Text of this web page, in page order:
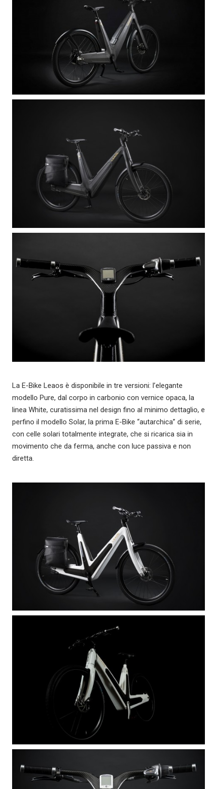
La E-Bike Leaos è disponibile in tre versioni: l’elegante
modello Pure, dal corpo in carbonio con vernice opaca, la
linea White, curatissima nel design fino al minimo dettaglio, e
perfino il modello Solar, la prima E-Bike “autarchica” di serie,
con celle solari totalmente integrate, che si ricarica sia in
movimento che da ferma, anche con luce passiva e non
diretta.